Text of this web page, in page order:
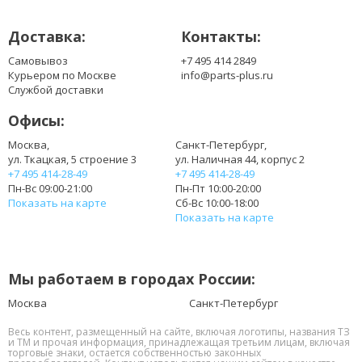
UM08B52
UM08B72
UM08B73
UM08B75
UMO8A31
Доставка:
Самовывоз
Курьером по Москве
Службой доставки
Контакты:
+7 495 414 2849
info@parts-plus.ru
Офисы:
Москва,
ул. Ткацкая, 5 строение 3
+7 495 414-28-49
Пн-Вс 09:00-21:00
Показать на карте
Санкт-Петербург,
ул. Наличная 44, корпус 2
+7 495 414-28-49
Пн-Пт 10:00-20:00
Сб-Вс 10:00-18:00
Показать на карте
Мы работаем в городах России:
Москва Санкт-Петербург
Весь контент, размещенный на сайте, включая логотипы, названия ТЗ
и ТМ и прочая информация, принадлежащая третьим лицам, включая
торговые знаки, остается собственностью законных